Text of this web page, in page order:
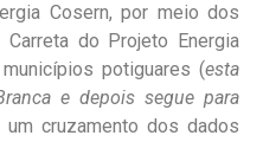
Cosern, por meio dos
do Projeto Energia
potiguares (esta
e depois segue para
um cruzamento dos dados